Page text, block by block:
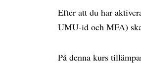
Efter att du har
UMU-id och MFA)
På denna kurs